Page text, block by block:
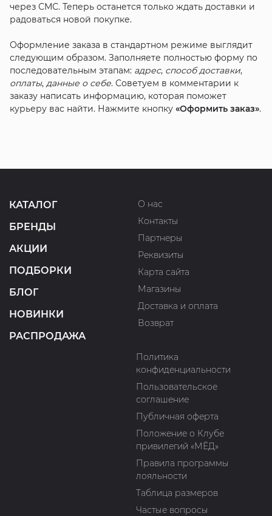
через СМС. Теперь останется только ждать доставки и
радоваться новой покупке.
Оформление заказа в стандартном режиме выглядит
следующим образом. Заполняете полностью форму по
последовательным этапам: адрес, способ доставки,
оплаты, данные о себе. Советуем в комментарии к
заказу написать информацию, которая поможет
курьеру вас найти. Нажмите кнопку «Оформить заказ».
КАТАЛОГ
БРЕНДЫ
АКЦИИ
ПОДБОРКИ
БЛОГ
НОВИНКИ
РАСПРОДАЖА
О нас
Контакты
Партнеры
Реквизиты
Карта сайта
Магазины
Доставка и оплата
Возврат
Политика
конфиденциальности
Пользовательское
соглашение
Публичная оферта
Положение о Клубе
привилегий «МЁД»
Правила программы
лояльности
Таблица размеров
Частые вопросы